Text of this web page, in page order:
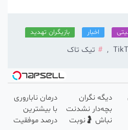
بازیگران تهدید
, تیک تاک
دیگه نگران
بچه‌دار نشدنت
نباش 🤰نوبت
درمان ناباروری
با بیشترین
درصد موفقیت